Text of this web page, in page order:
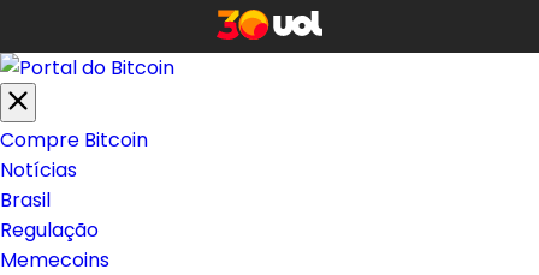
Compre Bitcoin
Notícias
Brasil
Regulação
Memecoins